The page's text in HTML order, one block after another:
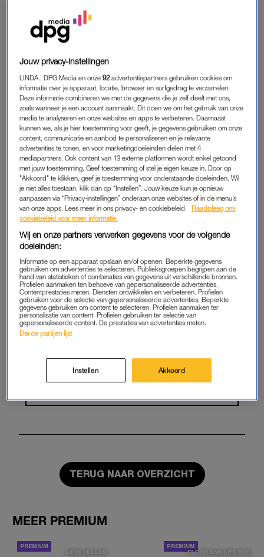
PREMIUM
LEES VERDER MET
PREMIUM
Krijg onbeperkt toegang tot alle
artikelen
Lees LINDA.magazine online
Geniet van te gekke winacties en
lekkere puzzels
Maandelijks opzegbaar
Daarna €5,95 per maand
Al abonnee? Log in
TERUG NAAR OVERZICHT
MEER PREMIUM
LIEVE HELEEN FLOOR BAKHUYS
Jouw privacy-instellingen
LINDA., DPG Media en onze92 advertentiepartners gebruiken cookies om
informatie over je apparaat, locatie, browser en surfgedrag te verzamelen.
Deze informatie combineren we met de gegevens die je zelf deelt met ons,
zoals wanneer je een account aanmaakt. Dit doen we om het gebruik van onze
media te analyseren en onze websites en apps te verbeteren. Daarnaast
kunnen we, als je hier toestemming voor geeft, je gegevens gebruiken om onze
content, communicatie en aanbod te personaliseren en je relevante
advertenties te tonen, en voor marketingdoeleinden delen met 4
mediapartners. Ook content van 13 externe platformen wordt enkel getoond
met jouw toestemming. Geef toestemming of stel je eigen keuze in. Door op
"Akkoord" te klikken, geef je toestemming voor onderstaande doeleinden. Wil
je niet alles toestaan, klik dan op “Instellen”. Jouw keuze kun je opnieuw
aanpassen via “Privacy-instellingen” onderaan onze websites of in de menu’s
van onze apps. Lees meer in ons privacy- en cookiebeleid.
Raadpleeg ons
cookiebeleid voor meer informatie.
Wij en onze partners verwerken gegevens voor de volgende
doeleinden:
Informatie op een apparaat opslaan en/of openen. Beperkte gegevens
gebruiken om advertenties te selecteren. Publieksgroepen begrijpen aan de
hand van statistieken of combinaties van gegevens uit verschillende bronnen.
Profielen aanmaken ten behoeve van gepersonaliseerde advertenties.
Contentprestaties meten. Diensten ontwikkelen en verbeteren. Profielen
gebruiken voor de selectie van gepersonaliseerde advertenties. Beperkte
gegevens gebruiken om content te selecteren. Profielen aanmaken ter
personalisatie van content. Profielen gebruiken ter selectie van
gepersonaliseerde content. De prestaties van advertenties meten.
Derde partijen lijst
Instellen Akkoord